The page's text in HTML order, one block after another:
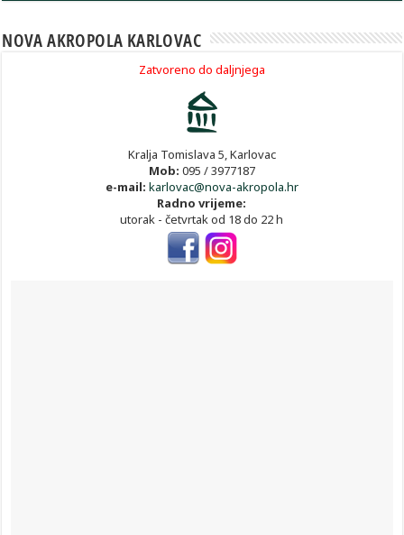
NOVA AKROPOLA KARLOVAC
Zatvoreno do daljnjega
Kralja Tomislava 5, Karlovac
Mob: 095 / 3977187
e-mail: karlovac@nova-akropola.hr
Radno vrijeme:
utorak - četvrtak od 18 do 22 h